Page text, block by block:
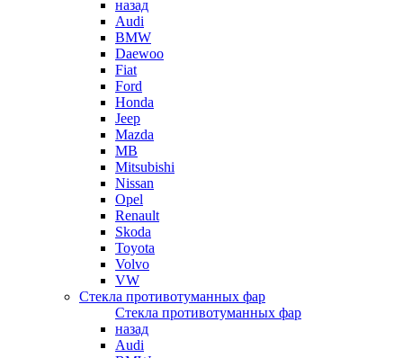
назад
Audi
BMW
Daewoo
Fiat
Ford
Honda
Jeep
Mazda
MB
Mitsubishi
Nissan
Opel
Renault
Skoda
Toyota
Volvo
VW
Стекла противотуманных фар
Стекла противотуманных фар
назад
Audi